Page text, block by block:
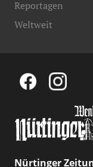
Reportagen
Weltweit
Nürtinger